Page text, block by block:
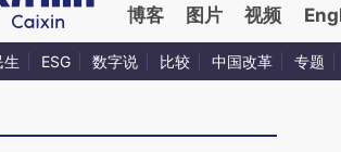
博客 图片 视频
生 ESG 数字说 比较 中国改革 专题